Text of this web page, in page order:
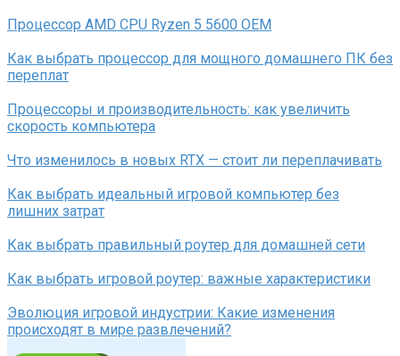
Процессор AMD CPU Ryzen 5 5600 OEM
Как выбрать процессор для мощного домашнего ПК без
переплат
Процессоры и производительность: как увеличить
скорость компьютера
Что изменилось в новых RTX — стоит ли переплачивать
Как выбрать идеальный игровой компьютер без
лишних затрат
Как выбрать правильный роутер для домашней сети
Как выбрать игровой роутер: важные характеристики
Эволюция игровой индустрии: Какие изменения
происходят в мире развлечений?